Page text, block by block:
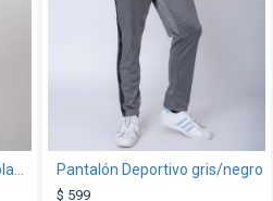
Pantalón Deportivo gris/negro
$ 599